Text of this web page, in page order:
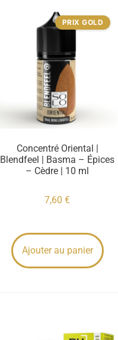
PRIX GOLD
Concentré Oriental |
Blendfeel | Basma – Épices
– Cèdre | 10 ml
7,60€
Ajouter au panier